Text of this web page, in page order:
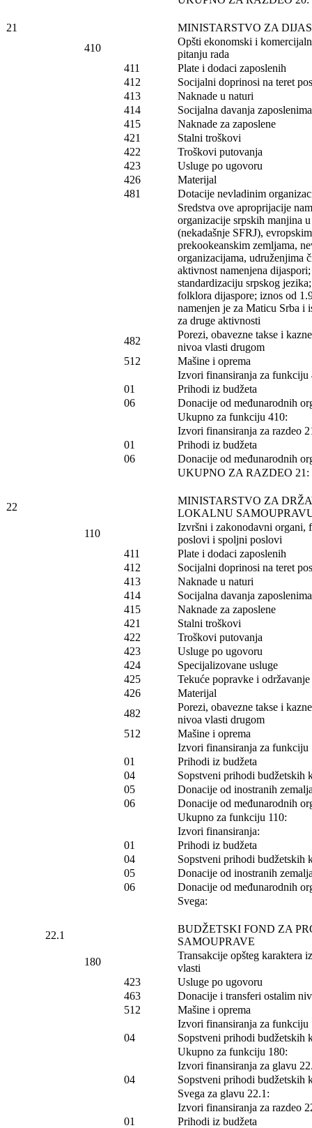
21
MINISTARSTVO ZA
410
Opšti ekonomski i
pitanju rada
411
Plate i dodaci zaposlenih
412
Socijalni doprinosi na teret
413
Naknade u naturi
414
Socijalna davanja zaposlenima
415
Naknade za zaposlene
421
Stalni troškovi
422
Troškovi putovanja
423
Usluge po ugovoru
426
Materijal
481
Dotacije nevladinim
Sredstva ove aproprijacije
organizacije srpskih manjina
(nekadašnje SFRJ),
prekookeanskim zemljama,
organizacijama, udruženjima
aktivnost namenjena
standardizaciju srpskog
folklora dijaspore; iznos od
namenjen je za Maticu Srba i
za druge aktivnosti
482
Porezi, obavezne takse i
nivoa vlasti drugom
512
Mašine i oprema
Izvori finansiranja za funkciju
01
Prihodi iz budžeta
06
Donacije od međunarodnih
Ukupno za funkciju 410:
Izvori finansiranja za razdeo
01
Prihodi iz budžeta
06
Donacije od međunarodnih
UKUPNO ZA RAZDEO 21:
22
MINISTARSTVO ZA
LOKALNU
110
Izvršni i zakonodavni organi,
poslovi i spoljni poslovi
411
Plate i dodaci zaposlenih
412
Socijalni doprinosi na teret
413
Naknade u naturi
414
Socijalna davanja zaposlenima
415
Naknade za zaposlene
421
Stalni troškovi
422
Troškovi putovanja
423
Usluge po ugovoru
424
Specijalizovane usluge
425
Tekuće popravke i
426
Materijal
482
Porezi, obavezne takse i
nivoa vlasti drugom
512
Mašine i oprema
Izvori finansiranja za funkciju
01
Prihodi iz budžeta
04
Sopstveni prihodi budžetskih
05
Donacije od inostranih
06
Donacije od međunarodnih
Ukupno za funkciju 110:
Izvori finansiranja:
01
Prihodi iz budžeta
04
Sopstveni prihodi budžetskih
05
Donacije od inostranih
06
Donacije od međunarodnih
Svega:
22.1
BUDŽETSKI FOND ZA
SAMOUPRAVE
180
Transakcije opšteg karaktera
vlasti
423
Usluge po ugovoru
463
Donacije i transferi ostalim
512
Mašine i oprema
Izvori finansiranja za funkciju
04
Sopstveni prihodi budžetskih
Ukupno za funkciju 180:
Izvori finansiranja za glavu
04
Sopstveni prihodi budžetskih
Svega za glavu 22.1:
Izvori finansiranja za razdeo
01
Prihodi iz budžeta